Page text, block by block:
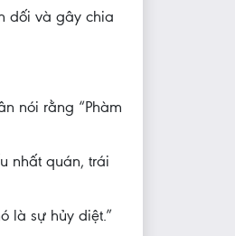
dối và gây chia
nói rằng “Phàm
nhất quán, trái
là sự hủy diệt.”